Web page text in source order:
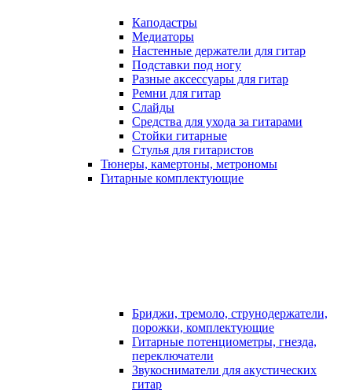
Каподастры
Медиаторы
Настенные держатели для гитар
Подставки под ногу
Разные аксессуары для гитар
Ремни для гитар
Слайды
Средства для ухода за гитарами
Стойки гитарные
Стулья для гитаристов
Тюнеры, камертоны, метрономы
Гитарные комплектующие
Бриджи, тремоло, струнодержатели,
порожки, комплектующие
Гитарные потенциометры, гнезда,
переключатели
Звукосниматели для акустических
гитар